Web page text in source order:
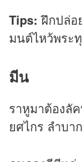
Tips: ฝึกปล่อ
มนต์ไหว้พระ
มีน
ราหูมาต้องลั
ยศไกร ลำบา